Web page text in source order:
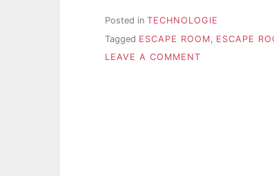
Posted in TECHNOLOGIE
Tagged ESCAPE ROOM ESCAPE
LEAVE A COMMENT